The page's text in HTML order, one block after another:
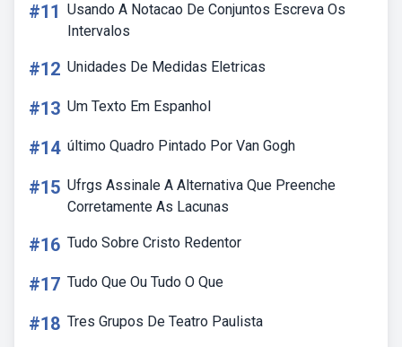
#11 Usando A Notacao De Conjuntos Escreva Os
Intervalos
#12 Unidades De Medidas Eletricas
#13 Um Texto Em Espanhol
#14 último Quadro Pintado Por Van Gogh
#15 Ufrgs Assinale A Alternativa Que Preenche
Corretamente As Lacunas
#16 Tudo Sobre Cristo Redentor
#17 Tudo Que Ou Tudo O Que
#18 Tres Grupos De Teatro Paulista